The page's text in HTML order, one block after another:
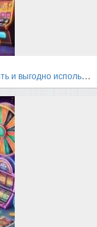
использовать?